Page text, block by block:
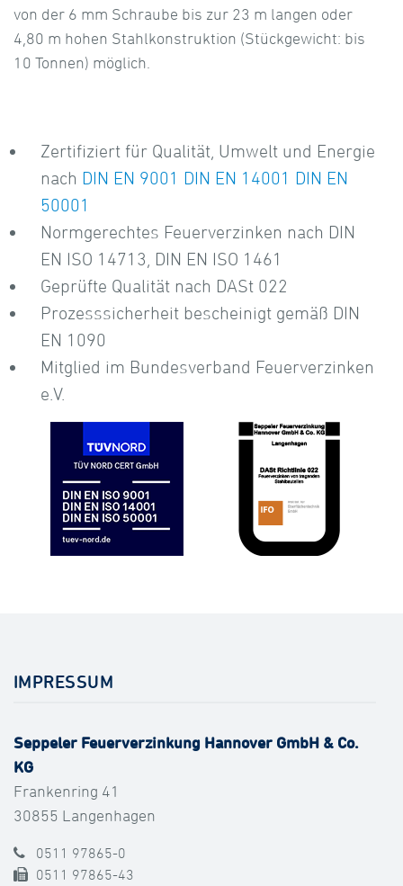
von der 6 mm Schraube bis zur 23 m langen oder
4,80 m hohen Stahlkonstruktion (Stückgewicht: bis
10 Tonnen) möglich.
Zertifiziert für Qualität, Umwelt und Energie
nach DIN EN 9001 DIN EN 14001 DIN EN
50001
Normgerechtes Feuerverzinken nach DIN
EN ISO 14713, DIN EN ISO 1461
Geprüfte Qualität nach DASt 022
Prozesssicherheit bescheinigt gemäß DIN
EN 1090
Mitglied im Bundesverband Feuerverzinken
e.V.
IMPRESSUM
Seppeler Feuerverzinkung Hannover GmbH & Co.
KG
Frankenring 41
30855 Langenhagen
0511 97865-0
0511 97865-43